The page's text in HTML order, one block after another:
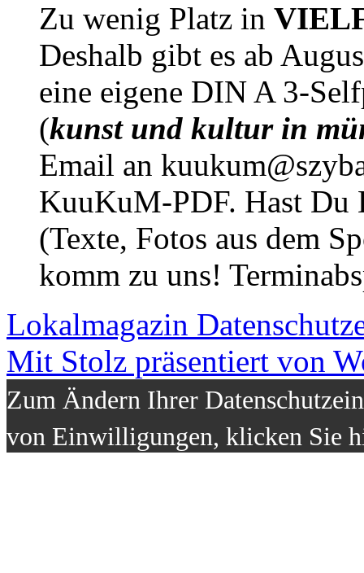
Zu wenig Platz in
Deshalb gibt es ab
eine eigene DIN A 3-
(kunst und kultur in
Email an
KuuKuM-PDF. Hast Du
(Texte, Fotos aus dem
komm zu uns!
Lokalmagazin
Mit Stolz präsentiert von
Zum Ändern Ihrer
von Einwilligungen, klicken Sie